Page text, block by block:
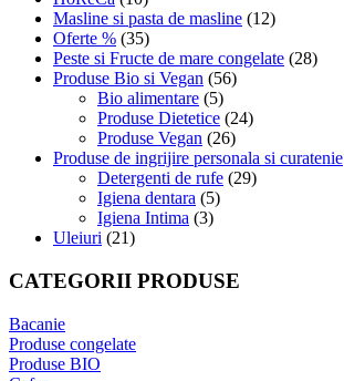
Masline si pasta de masline (12)
Oferte % (35)
Peste si Fructe de mare congelate (28)
Produse Bio si Vegan (56)
Bio alimentare (5)
Produse Dietetice (24)
Produse Vegan (26)
Produse de ingrijire personala si curatenie
Detergenti de rufe (29)
Igiena dentara (5)
Igiena Intima (3)
Uleiuri (21)
CATEGORII PRODUSE
Bacanie
Produse congelate
Produse BIO